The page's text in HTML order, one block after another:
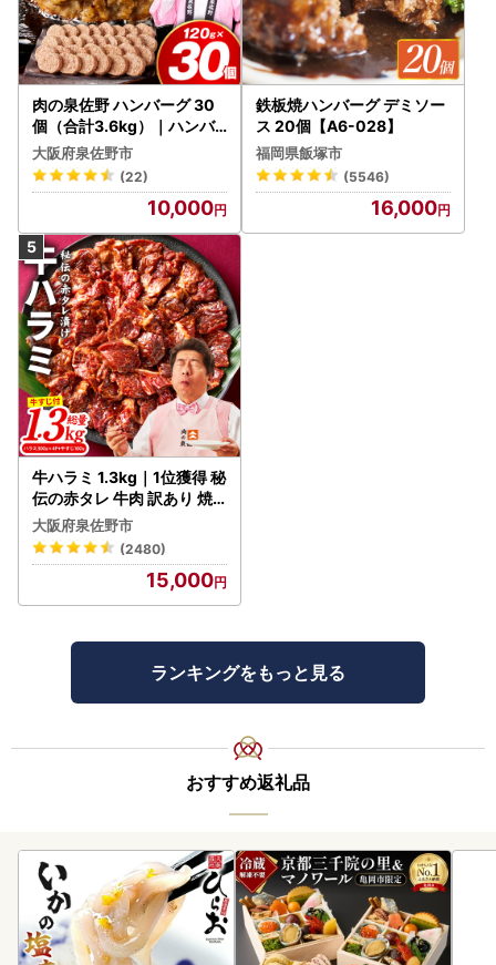
肉の泉佐野 ハンバーグ 30
個（合計3.6kg）｜ハンバ
ーグ 訳あり 黒毛和牛×なに
わポーク
大阪府泉佐野市
(22)
10,000
鉄板焼ハンバーグ デミソー
ス 20個【A6-028】
福岡県飯塚市
(5546)
16,000
牛ハラミ 1.3kg｜1位獲得 秘
伝の赤タレ 牛肉 訳あり 焼
肉 BBQ
大阪府泉佐野市
(2480)
15,000
ランキングをもっと見る
おすすめ返礼品